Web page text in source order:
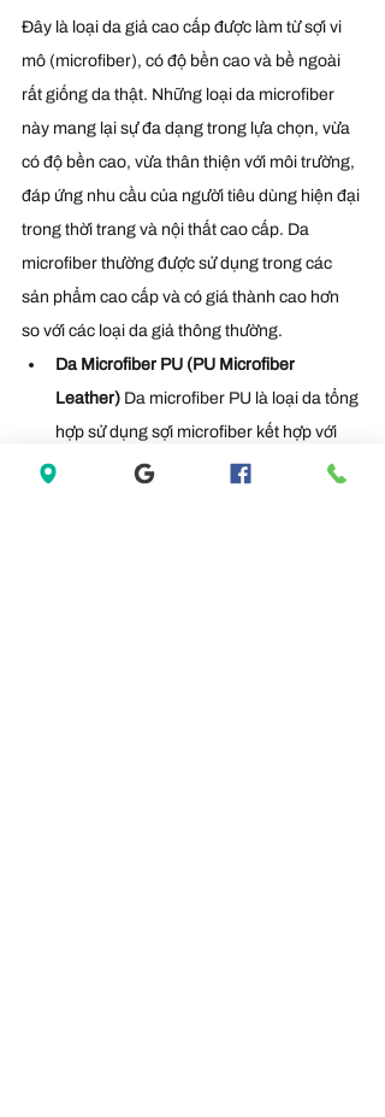
Đây là loại da giả cao cấp được làm từ sợi vi
mô (microfiber), có độ bền cao và bề ngoài
rất giống da thật. Những loại da microfiber
này mang lại sự đa dạng trong lựa chọn, vừa
có độ bền cao, vừa thân thiện với môi trường,
đáp ứng nhu cầu của người tiêu dùng hiện đại
trong thời trang và nội thất cao cấp. Da
microfiber thường được sử dụng trong các
sản phẩm cao cấp và có giá thành cao hơn
so với các loại da giả thông thường.
Da Microfiber PU (PU Microfiber
Leather) Da microfiber PU là loại da tổng
hợp sử dụng sợi microfiber kết hợp với
lớp phủ polyurethane. Loại da này mềm